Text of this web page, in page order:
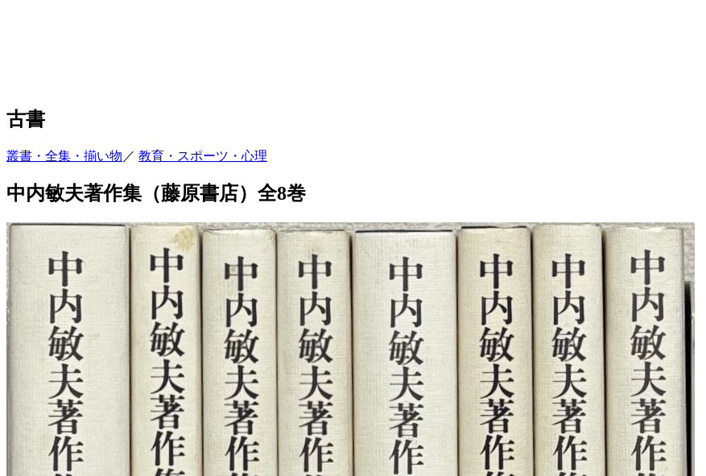
古書
叢書・全集・揃い物 ／ 教育・スポーツ・心理
中内敏夫著作集（藤原書店）全8巻